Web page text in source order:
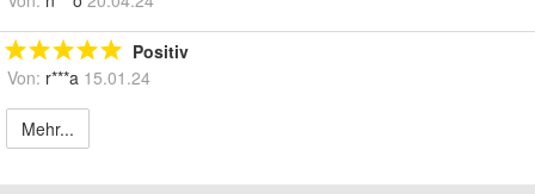
Positiv
Von: r***a 15.01.24
Mehr...